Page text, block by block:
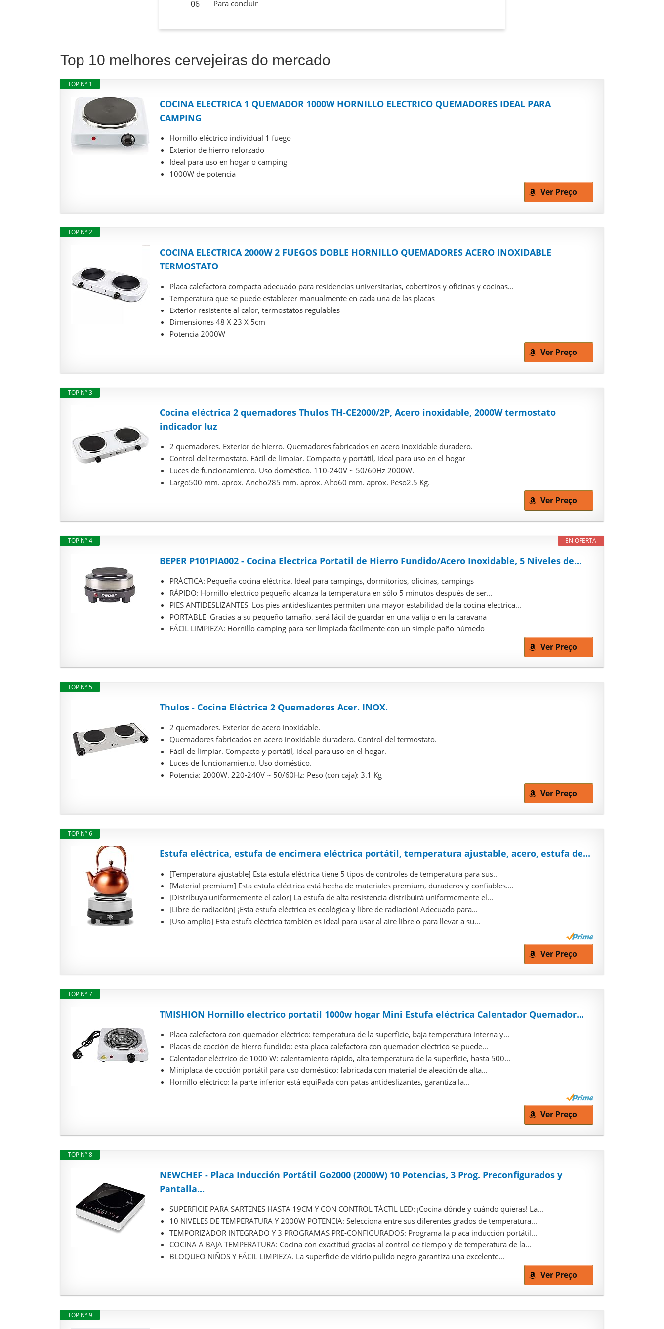
Para concluir
Top 10 melhores cervejeiras do mercado
TOP Nº 1
COCINA ELECTRICA 1 QUEMADOR 1000W HORNILLO ELECTRICO QUEMADORES IDEAL PARA
CAMPING
Hornillo eléctrico individual 1 fuego
Exterior de hierro reforzado
Ideal para uso en hogar o camping
1000W de potencia
Ver Preço
TOP Nº 2
COCINA ELECTRICA 2000W 2 FUEGOS DOBLE HORNILLO QUEMADORES ACERO INOXIDABLE
TERMOSTATO
Placa calefactora compacta adecuado para residencias universitarias, cobertizos y oficinas y cocinas...
Temperatura que se puede establecer manualmente en cada una de las placas
Exterior resistente al calor, termostatos regulables
Dimensiones 48 X 23 X 5cm
Potencia 2000W
Ver Preço
TOP Nº 3
Cocina eléctrica 2 quemadores Thulos TH-CE2000/2P, Acero inoxidable, 2000W termostato
indicador luz
2 quemadores. Exterior de hierro. Quemadores fabricados en acero inoxidable duradero.
Control del termostato. Fácil de limpiar. Compacto y portátil, ideal para uso en el hogar
Luces de funcionamiento. Uso doméstico. 110-240V ~ 50/60Hz 2000W.
Largo500 mm. aprox. Ancho285 mm. aprox. Alto60 mm. aprox. Peso2.5 Kg.
Ver Preço
EN OFERTA
TOP Nº 4
BEPER P101PIA002 - Cocina Electrica Portatil de Hierro Fundido/Acero Inoxidable, 5 Niveles de...
PRÁCTICA: Pequeña cocina eléctrica. Ideal para campings, dormitorios, oficinas, campings
RÁPIDO: Hornillo electrico pequeño alcanza la temperatura en sólo 5 minutos después de ser...
PIES ANTIDESLIZANTES: Los pies antideslizantes permiten una mayor estabilidad de la cocina electrica...
PORTABLE: Gracias a su pequeño tamaño, será fácil de guardar en una valija o en la caravana
FÁCIL LIMPIEZA: Hornillo camping para ser limpiada fácilmente con un simple paño húmedo
Ver Preço
TOP Nº 5
Thulos - Cocina Eléctrica 2 Quemadores Acer. INOX.
2 quemadores. Exterior de acero inoxidable.
Quemadores fabricados en acero inoxidable duradero. Control del termostato.
Fácil de limpiar. Compacto y portátil, ideal para uso en el hogar.
Luces de funcionamiento. Uso doméstico.
Potencia: 2000W. 220-240V ~ 50/60Hz: Peso (con caja): 3.1 Kg
Ver Preço
TOP Nº 6
Estufa eléctrica, estufa de encimera eléctrica portátil, temperatura ajustable, acero, estufa de...
[Temperatura ajustable] Esta estufa eléctrica tiene 5 tipos de controles de temperatura para sus...
[Material premium] Esta estufa eléctrica está hecha de materiales premium, duraderos y confiables....
[Distribuya uniformemente el calor] La estufa de alta resistencia distribuirá uniformemente el...
[Libre de radiación] ¡Esta estufa eléctrica es ecológica y libre de radiación! Adecuado para...
[Uso amplio] Esta estufa eléctrica también es ideal para usar al aire libre o para llevar a su...
Ver Preço
TOP Nº 7
TMISHION Hornillo electrico portatil 1000w hogar Mini Estufa eléctrica Calentador Quemador...
Placa calefactora con quemador eléctrico: temperatura de la superficie, baja temperatura interna y...
Placas de cocción de hierro fundido: esta placa calefactora con quemador eléctrico se puede...
Calentador eléctrico de 1000 W: calentamiento rápido, alta temperatura de la superficie, hasta 500...
Miniplaca de cocción portátil para uso doméstico: fabricada con material de aleación de alta...
Hornillo eléctrico: la parte inferior está equiPada con patas antideslizantes, garantiza la...
Ver Preço
TOP Nº 8
NEWCHEF - Placa Inducción Portátil Go2000 (2000W) 10 Potencias, 3 Prog. Preconfigurados y
Pantalla...
SUPERFICIE PARA SARTENES HASTA 19CM Y CON CONTROL TÁCTIL LED: ¡Cocina dónde y cuándo quieras! La...
10 NIVELES DE TEMPERATURA Y 2000W POTENCIA: Selecciona entre sus diferentes grados de temperatura...
TEMPORIZADOR INTEGRADO Y 3 PROGRAMAS PRE-CONFIGURADOS: Programa la placa inducción portátil...
COCINA A BAJA TEMPERATURA: Cocina con exactitud gracias al control de tiempo y de temperatura de la...
BLOQUEO NIÑOS Y FÁCIL LIMPIEZA. La superficie de vidrio pulido negro garantiza una excelente...
Ver Preço
TOP Nº 9